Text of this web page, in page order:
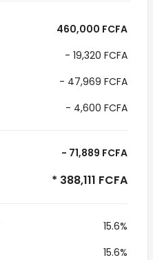
460,000 FCFA
- 19,320 FCFA
- 47,969 FCFA
- 4,600 FCFA
- 71,889 FCFA
* 388,111 FCFA
15.6%
15.6%